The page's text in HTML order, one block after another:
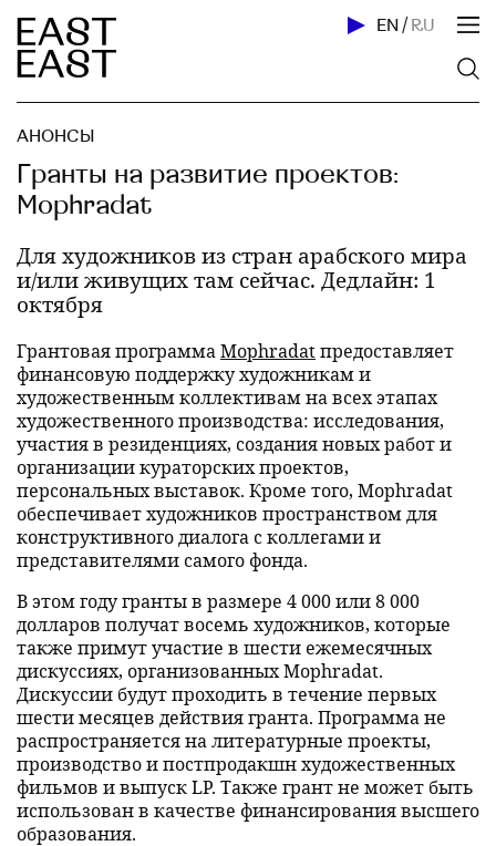
EN / RU
АНОНСЫ
Гранты на развитие проектов:
Mophradat
Для художников из стран арабского мира
и/или живущих там сейчас. Дедлайн: 1
октября
Грантовая программа Mophradatпредоставляет
финансовую поддержку художникам и
художественным коллективам на всех этапах
художественного производства: исследования,
участия в резиденциях, создания новых работ и
организации кураторских проектов,
персональных выставок. Кроме того, Mophradat
обеспечивает художников пространством для
конструктивного диалога с коллегами и
представителями самого фонда.
В этом году гранты в размере 4 000 или 8 000
долларов получат восемь художников, которые
также примут участие в шести ежемесячных
дискуссиях, организованных Mophradat.
Дискуссии будут проходить в течение первых
шести месяцев действия гранта. Программа не
распространяется на литературные проекты,
производство и постпродакшн художественных
фильмов и выпуск LP. Также грант не может быть
использован в качестве финансирования высшего
образования.